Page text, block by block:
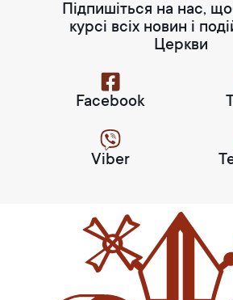
Підпишіться на нас,
курсі всіх новин і
Церкви
Facebook
Viber